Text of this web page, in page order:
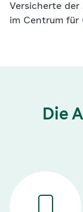
Versicherte
im Centrum für
Die